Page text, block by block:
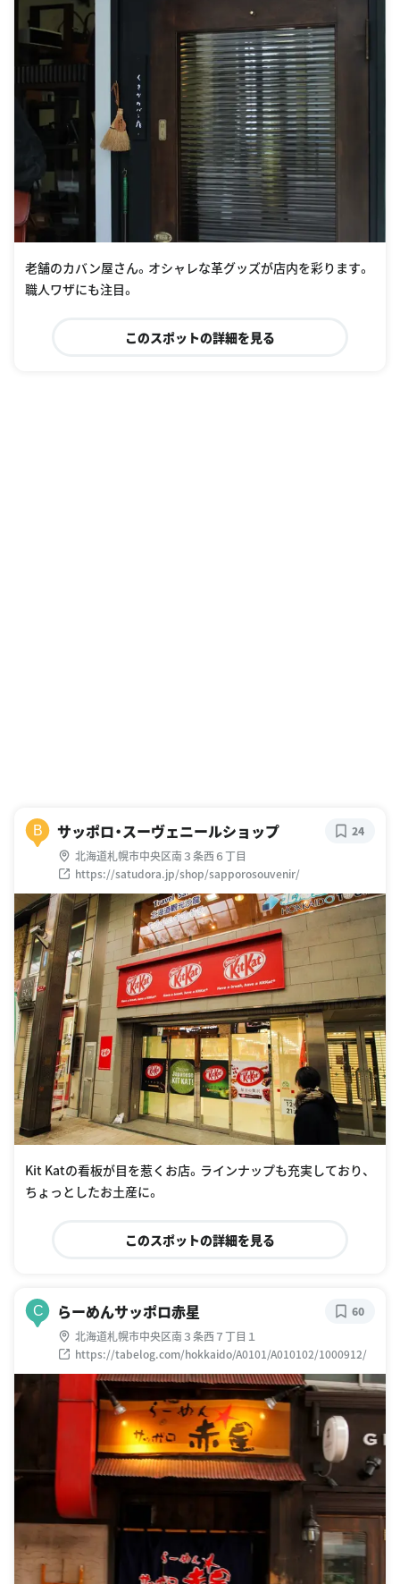
老舗のカバン屋さん。オシャレな革グッズが店内を彩ります。
職人ワザにも注目。
このスポットの詳細を見る
B サッポロ・スーヴェニールショップ
北海道札幌市中央区南３条西６丁目
https://satudora.jp/shop/sapporosouvenir/
24
Kit Katの看板が目を惹くお店。ラインナップも充実しており、
ちょっとしたお土産に。
このスポットの詳細を見る
C らーめんサッポロ赤星
北海道札幌市中央区南３条西７丁目１
https://tabelog.com/hokkaido/A0101/A010102/1000912/
60